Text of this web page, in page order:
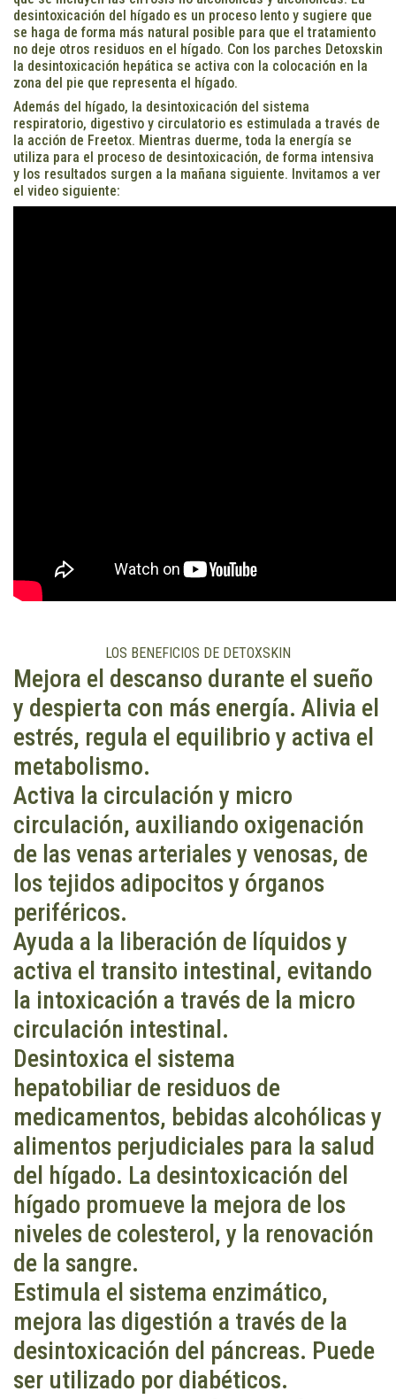
desintoxicación del hígado es un proceso lento y sugiere que
se haga de forma más natural posible para que el tratamiento
no deje otros residuos en el hígado. Con los parches Detoxskin
la desintoxicación hepática se activa con la colocación en la
zona del pie que representa el hígado.
Además del hígado, la desintoxicación del sistema
respiratorio, digestivo y circulatorio es estimulada a través de
la acción de Freetox. Mientras duerme, toda la energía se
utiliza para el proceso de desintoxicación, de forma intensiva
y los resultados surgen a la mañana siguiente. Invitamos a ver
el video siguiente:
LOS BENEFICIOS DE DETOXSKIN
Mejora el descanso durante el sueño
y despierta con más energía. Alivia el
estrés, regula el equilibrio y activa el
metabolismo.
Activa la circulación y micro
circulación, auxiliando oxigenación
de las venas arteriales y venosas, de
los tejidos adipocitos y órganos
periféricos.
Ayuda a la liberación de líquidos y
activa el transito intestinal, evitando
la intoxicación a través de la micro
circulación intestinal.
Desintoxica el sistema
hepatobiliar de residuos de
medicamentos, bebidas alcohólicas y
alimentos perjudiciales para la salud
del hígado. La desintoxicación del
hígado promueve la mejora de los
niveles de colesterol, y la renovación
de la sangre.
Estimula el sistema enzimático,
mejora las digestión a través de la
desintoxicación del páncreas. Puede
ser utilizado por diabéticos.